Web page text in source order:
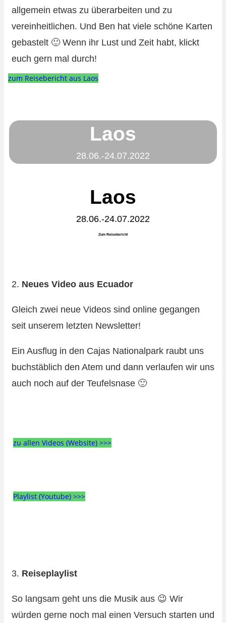
allgemein etwas zu überarbeiten und zu
vereinheitlichen. Und Ben hat viele schöne Karten
gebastelt 🙂 Wenn ihr Lust und Zeit habt, klickt
euch gern mal durch!
zum Reisebericht aus Laos
Laos
28.06.-24.07.2022
Laos
28.06.-24.07.2022
Zum Reisebericht
2. Neues Video aus Ecuador
Gleich zwei neue Videos sind online gegangen
seit unserem letzten Newsletter!
Ein Ausflug in den Cajas Nationalpark raubt uns
buchstäblich den Atem und dann verlaufen wir uns
auch noch auf der Teufelsnase 🙂
zu allen Videos (Website) >>>
Playlist (Youtube) >>>
3. Reiseplaylist
So langsam geht uns die Musik aus 😉 Wir
würden gerne noch mal einen Versuch starten und